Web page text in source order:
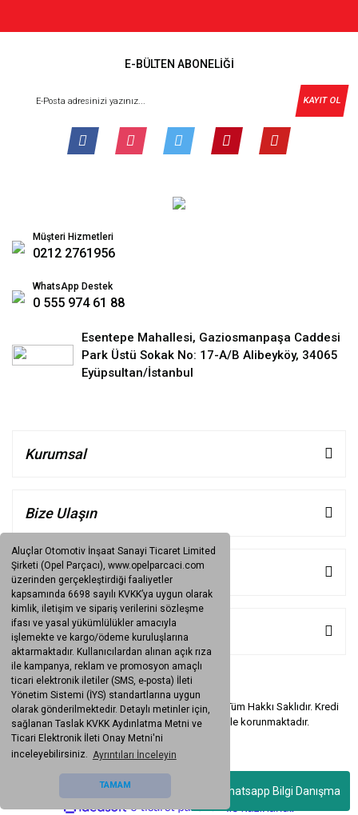
Aluçlar Otomotiv İnşaat Sanayi Ticaret Limited
Şirketi (Opel Parçacı), www.opelparcaci.com
üzerinden gerçekleştirdiği faaliyetler
kapsamında 6698 sayılı KVKK’ya uygun olarak
kimlik, iletişim ve sipariş verilerini sözleşme
ifası ve yasal yükümlülükler amacıyla
işlemekte ve kargo/ödeme kuruluşlarına
aktarmaktadır. Kullanıcılardan alınan açık rıza
ile kampanya, reklam ve promosyon amaçlı
ticari elektronik iletiler (SMS, e-posta) İleti
Yönetim Sistemi (İYS) standartlarına uygun
olarak gönderilmektedir. Detaylı metinler için,
sağlanan Taslak KVKK Aydınlatma Metni ve
Ticari Elektronik İleti Onay Metni'ni
inceleyebilirsiniz. Ayrıntıları İnceleyin
TAMAM Whatsapp Bilgi Danışma
E-BÜLTEN ABONELİĞİ
KAYIT OL
Müşteri Hizmetleri
0212 2761956
WhatsApp Destek
0 555 974 61 88
Esentepe Mahallesi, Gaziosmanpaşa Caddesi
Park Üstü Sokak No: 17-A/B Alibeyköy, 34065
Eyüpsultan/İstanbul
Kurumsal
Bize Ulaşın
Müşteri Hizmetleri
Kategoriler
Copyright © 2006www.OpelParcaci.com
- Tüm Hakkı Saklıdır. Kredi
kartı bilgileriniz256bit SSL sertifikası ile korunmaktadır.
ideasoft e-